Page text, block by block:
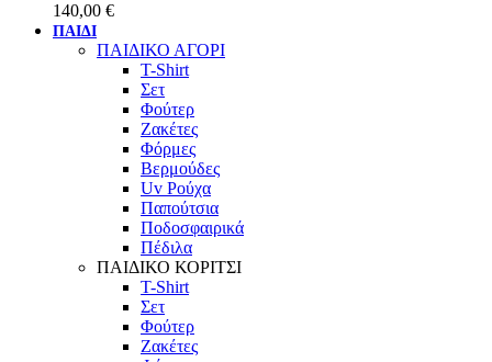
140,00 €
ΠΑΙΔΙ
ΠΑΙΔΙΚΟ ΑΓΟΡΙ
T-Shirt
Σετ
Φούτερ
Ζακέτες
Φόρμες
Βερμούδες
Uv Ρούχα
Παπούτσια
Ποδοσφαιρικά
Πέδιλα
ΠΑΙΔΙΚΟ ΚΟΡΙΤΣΙ
T-Shirt
Σετ
Φούτερ
Ζακέτες